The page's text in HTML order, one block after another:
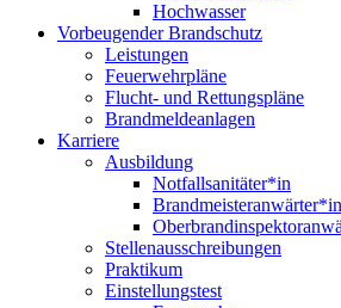
Hochwasser
Vorbeugender Brandschutz
Leistungen
Feuerwehrpläne
Flucht- und Rettungspläne
Brandmeldeanlagen
Karriere
Ausbildung
Notfallsanitäter*in
Brandmeisteranwärter*in
Stellenausschreibungen
Praktikum
Einstellungstest